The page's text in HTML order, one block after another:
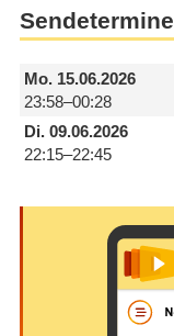
Sendetermine
Mo.15.06.2026
23:58–00:28
Di.09.06.2026
22:15–22:45